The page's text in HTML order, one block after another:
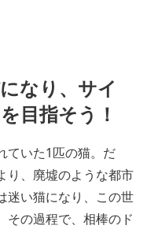
なり、サイ
目指そう！
ていた1匹の猫。だ
り、廃墟のような都市
迷い猫になり、この世
その過程で、相棒のド